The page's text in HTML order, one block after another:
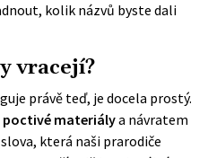
kolik názvů byste dali
vracejí?
právě teď, je docela prostý.
poctivé materiálya návratem
která naši prarodiče